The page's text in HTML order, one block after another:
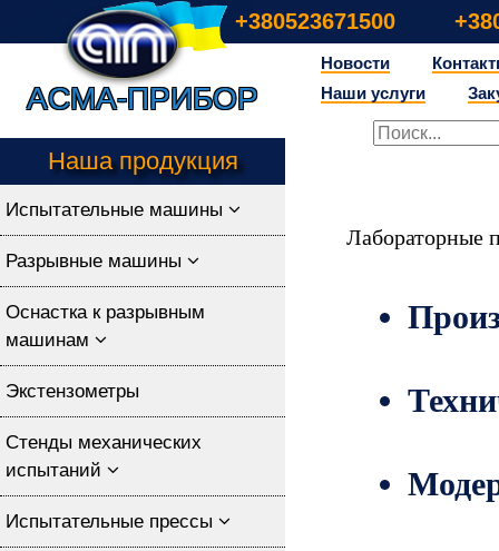
+380523671500
Асма-прибор
Наша продукция
Испытательные машины
Разрывные машины
Оснастка к разрывным
машинам
Экстензометры
Стенды механических
испытаний
Испытательные прессы
Новости
Наши услуги
Лабораторные